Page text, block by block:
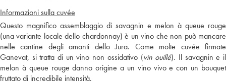
Informazioni sulla cuvée
Questo magnifico assemblaggio di savagnin e melon à queue rouge
(una variante locale dello chardonnay) è un vino che non può mancare
nelle cantine degli amanti dello Jura. Come molte cuvée firmate
Ganevat, si tratta di un vino non ossidativo (vin ouillé). Il savagnin e il
melon à queue rouge danno origine a un vino vivo e con un bouquet
fruttato di incredibile intensità.